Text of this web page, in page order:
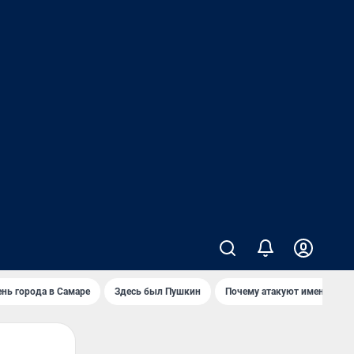
города в Самаре Здесь был Пушкин Почему атакуют именно